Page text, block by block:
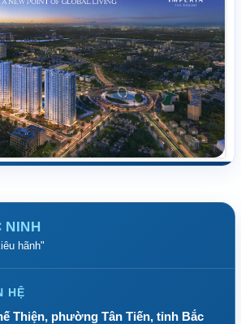
NINH
hãnh"
HỆ
Thiện, phường Tân Tiến, tỉnh Bắc